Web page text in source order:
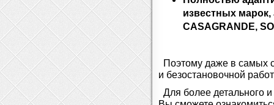
известных
CASAGRANDE,
Поэтому даже в самых
и безостановочной
Для более детального